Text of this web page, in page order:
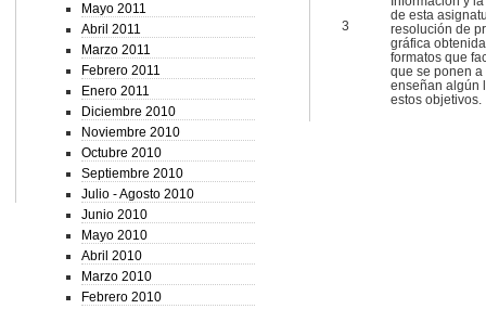
Mayo 2011
Abril 2011
Marzo 2011
Febrero 2011
Enero 2011
Diciembre 2010
Noviembre 2010
Octubre 2010
Septiembre 2010
Julio - Agosto 2010
Junio 2010
Mayo 2010
Abril 2010
Marzo 2010
Febrero 2010
3
de esta
resolución de
gráfica
formatos que
que se ponen a
enseñan algún
estos objetivos.